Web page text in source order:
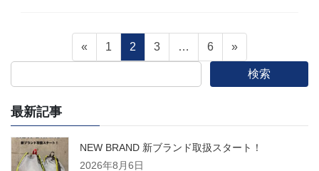
稿
の
ペ
«
固
定
1
固
定
2
固
定
3 …
固
定
ペ
6 »
検索
最新記事
NEW BRAND 新ブランド取扱スタート！
2026年8月6日